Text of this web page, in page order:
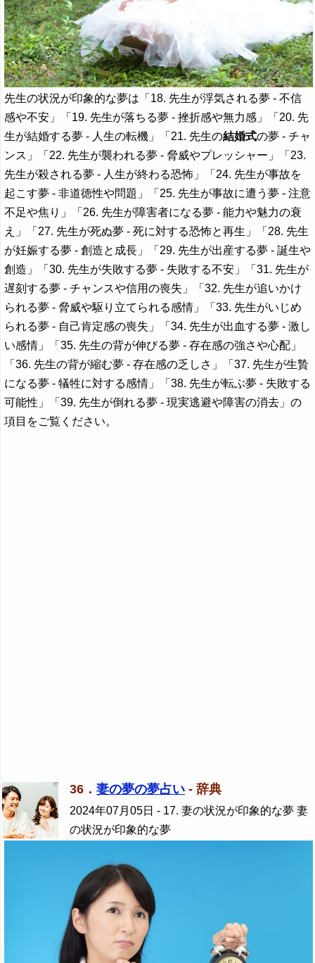
先生の状況が印象的な夢は「18. 先生が浮気される夢 - 不信
感や不安」「19. 先生が落ちる夢 - 挫折感や無力感」「20. 先
生が結婚する夢 - 人生の転機」「21. 先生の結婚式の夢 - チャ
ンス」「22. 先生が襲われる夢 - 脅威やプレッシャー」「23.
先生が殺される夢 - 人生が終わる恐怖」「24. 先生が事故を
起こす夢 - 非道徳性や問題」「25. 先生が事故に遭う夢 - 注意
不足や焦り」「26. 先生が障害者になる夢 - 能力や魅力の衰
え」「27. 先生が死ぬ夢 - 死に対する恐怖と再生」「28. 先生
が妊娠する夢 - 創造と成長」「29. 先生が出産する夢 - 誕生や
創造」「30. 先生が失敗する夢 - 失敗する不安」「31. 先生が
遅刻する夢 - チャンスや信用の喪失」「32. 先生が追いかけ
られる夢 - 脅威や駆り立てられる感情」「33. 先生がいじめ
られる夢 - 自己肯定感の喪失」「34. 先生が出血する夢 - 激し
い感情」「35. 先生の背が伸びる夢 - 存在感の強さや心配」
「36. 先生の背が縮む夢 - 存在感の乏しさ」「37. 先生が生贄
になる夢 - 犠牲に対する感情」「38. 先生が転ぶ夢 - 失敗する
可能性」「39. 先生が倒れる夢 - 現実逃避や障害の消去」の
項目をご覧ください。
36． 妻の夢の夢占い - 辞典
2024年07月05日 - 17. 妻の状況が印象的な夢 妻
の状況が印象的な夢